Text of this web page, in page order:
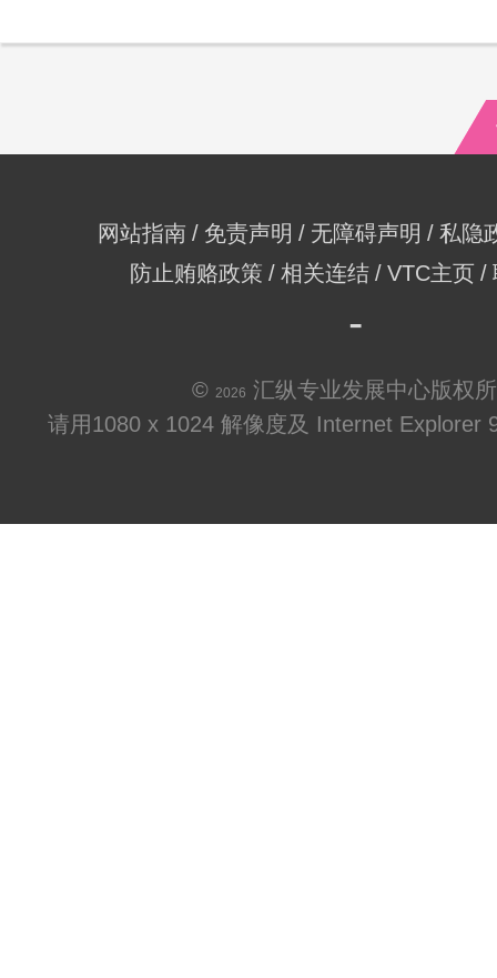
网站指南 免责声明 无障碍声明
私隐
防止贿赂政策
相关连结 VTC主页
© 2026 汇纵专业发展中心版权
请用1080 x 1024 解像度及 Internet Explorer